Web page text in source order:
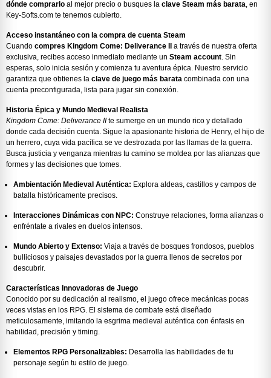
dónde comprarlo al mejor precio o busques la clave Steam más barata, en
Key-Softs.com te tenemos cubierto.
Acceso instantáneo con la compra de cuenta Steam
Cuando compres Kingdom Come: Deliverance II
a través de nuestra oferta
exclusiva, recibes acceso inmediato mediante un Steam account. Sin
esperas, solo inicia sesión y comienza tu aventura épica. Nuestro servicio
garantiza que obtienes la clave de juego más barata combinada con una
cuenta preconfigurada, lista para jugar sin conexión.
Historia Épica y Mundo Medieval Realista
Kingdom Come: Deliverance IIte sumerge en un mundo rico y detallado
donde cada decisión cuenta. Sigue la apasionante historia de Henry, el hijo de
un herrero, cuya vida pacífica se ve destrozada por las llamas de la guerra.
Busca justicia y venganza mientras tu camino se moldea por las alianzas que
formes y las decisiones que tomes.
Ambientación Medieval Auténtica: Explora aldeas, castillos y campos de
batalla históricamente precisos.
Interacciones Dinámicas con NPC: Construye relaciones, forma alianzas o
enfréntate a rivales en duelos intensos.
Mundo Abierto y Extenso: Viaja a través de bosques frondosos, pueblos
bulliciosos y paisajes devastados por la guerra llenos de secretos por
descubrir.
Características Innovadoras de Juego
Conocido por su dedicación al realismo, el juego ofrece mecánicas pocas
veces vistas en los RPG. El sistema de combate está diseñado
meticulosamente, imitando la esgrima medieval auténtica con énfasis en
habilidad, precisión y timing.
Elementos RPG Personalizables: Desarrolla las habilidades de tu
personaje según tu estilo de juego.